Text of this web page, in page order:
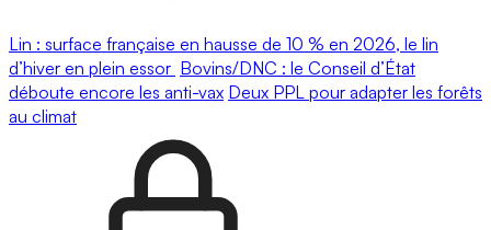
Lin : surface française en hausse de 10 % en 2026, le lin
d’hiver en plein essor Bovins/DNC : le Conseil d’État
déboute encore les anti-vax Deux PPL pour adapter les forêts
au climat